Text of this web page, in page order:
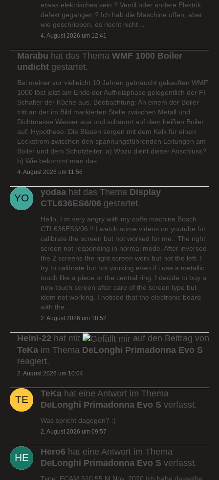
etwas elektrisches sein ? Ventil oder andere Elektrik
defekt gegangen ? Ich hab die Maschine offen, aber
wie geschrieben, es riecht nicht…
4. August 2026 um 12:41
Marabu hat das Thema WMF 1000 Boiler
undicht gestartet.
Bei meiner vor vielleicht 10 Jahren gebraucht gekauften WMF
1000 löst jetzt am Ende der Aufheizphase gelegentlich der FI
Schalter der Küche aus. Beobachtung: An einem der Boiler
tritt an der im Bild markierten Stelle zwischen Metall und
Dichtmasse Wasser aus und schäumt auf dem heißen Boiler
auf. Hypothese: Die Blasen sorgen mit dem Kalk für einen
Leckstrom zwischen den spannungsführenden Leitungen am
Boiler und dem Schutzleiter. a) Wozu dient dieser Anschluss?
b) Wie bekommt man das…
4. August 2026 um 11:56
yodaa hat das Thema Display
CTL636ES6/06 gestartet.
Hello, I m very angry with my coffe machine Bosch
CTL636ES6/06 !! I watch some videos on youtube for
calibrate the screen but not worked for me.. The right
screen not responding in normal mode. After inversed
the 2 screens the right screen work but not the left. I
try to calibrate but not working even if i use a metallic
touch like a piece or the central ring. I decide to buy a
new touch screen after care of the screen type but
idem not working. I noticed that the electronic board
with the…
2. August 2026 um 18:52
Heini-22 hat mit
auf den Beitrag von
TeKa im Thema DeLonghi Primadonna Evo S
reagiert.
2. August 2026 um 10:04
TeKa hat eine Antwort im Thema
DeLonghi Primadonna Evo S verfasst.
Was spricht dagegen? :)
2. August 2026 um 09:57
Hero6 hat eine Antwort im Thema
DeLonghi Primadonna Evo S verfasst.
Type: ECAM 510.55.M Nov. 2020 Ich habe dasselbe